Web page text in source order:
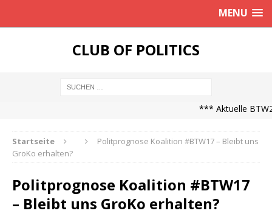
MENU
CLUB OF POLITICS
*** Aktuelle
Startseite
Politprognose Koalition #BTW17 – Bleibt uns
GroKo erhalten?
Politprognose Koalition #BTW17
– Bleibt uns GroKo erhalten?